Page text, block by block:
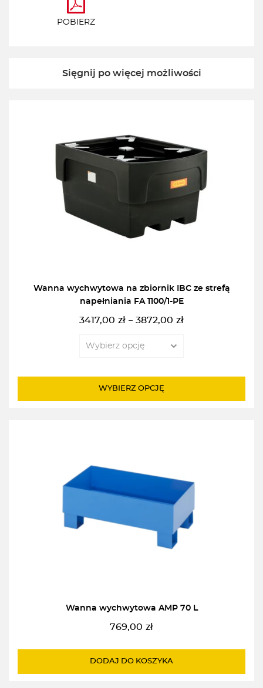
POBIERZ
Sięgnij po więcej możliwości
Wanna wychwytowa na zbiornik IBC ze strefą
napełniania FA 1100/1-PE
3417,00 zł – 3872,00 zł
Zakres
od
do
3872,00zł
WYBIERZ OPCJĘ
Wanna wychwytowa AMP 70 L
769,00 zł
DODAJ DO KOSZYKA